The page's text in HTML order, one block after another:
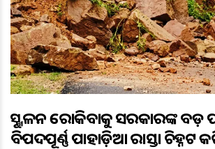
ଭୂସ୍ଖଳନ ରୋକିବାକୁ ସରକାରଙ୍କ ବଡ଼
ବିପଦପୂର୍ଣ୍ଣ ପାହାଡ଼ିଆ ରାସ୍ତା ଚିହ୍ନଟ